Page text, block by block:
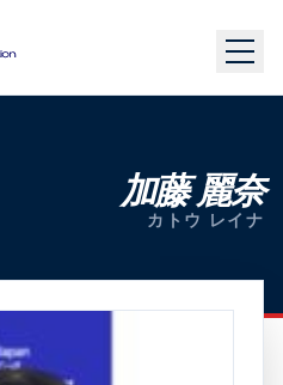
加藤 麗奈
カトウ レイナ